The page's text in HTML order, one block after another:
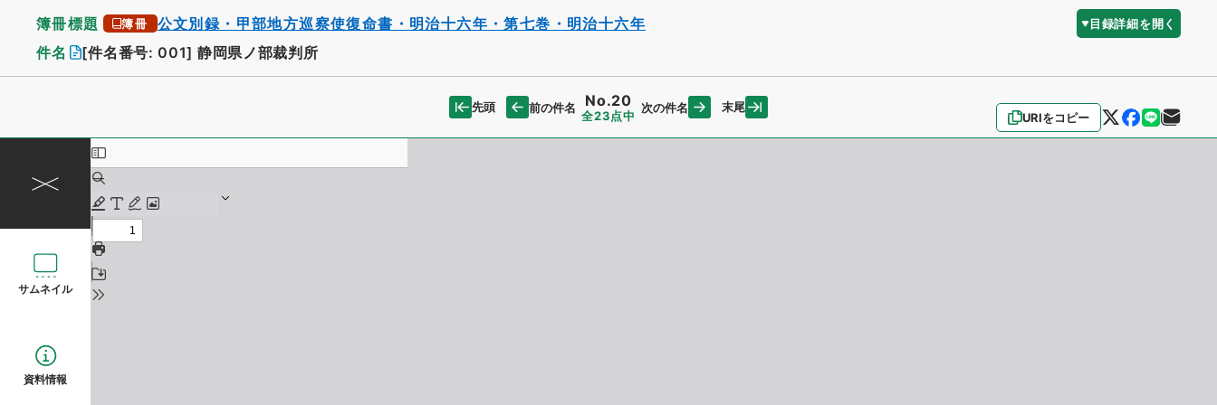
簿冊標題 簿冊 公文別録・甲部地方巡察使復命書・明治十六年・第七巻・明治十六年 目録詳細を開く
件名 [件名番号: 001] 静岡県ノ部裁判所
URIをコピー
先頭 前の件名 No.20
全23点中
次の件名 末尾
サムネイル
資料情報